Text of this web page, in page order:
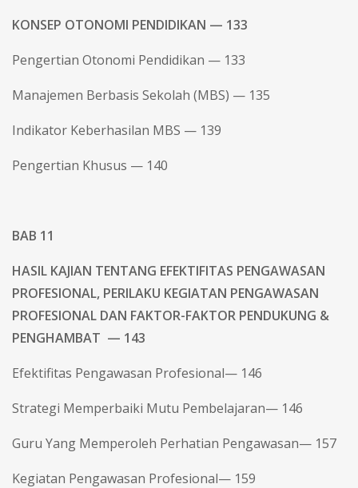
KONSEP OTONOMI PENDIDIKAN — 133
Pengertian Otonomi Pendidikan — 133
Manajemen Berbasis Sekolah (MBS) — 135
Indikator Keberhasilan MBS — 139
Pengertian Khusus — 140
BAB 11
HASIL KAJIAN TENTANG EFEKTIFITAS PENGAWASAN
PROFESIONAL, PERILAKU KEGIATAN PENGAWASAN
PROFESIONAL DAN FAKTOR-FAKTOR PENDUKUNG &
PENGHAMBAT — 143
Efektifitas Pengawasan Profesional— 146
Strategi Memperbaiki Mutu Pembelajaran— 146
Guru Yang Memperoleh Perhatian Pengawasan— 157
Kegiatan Pengawasan Profesional— 159